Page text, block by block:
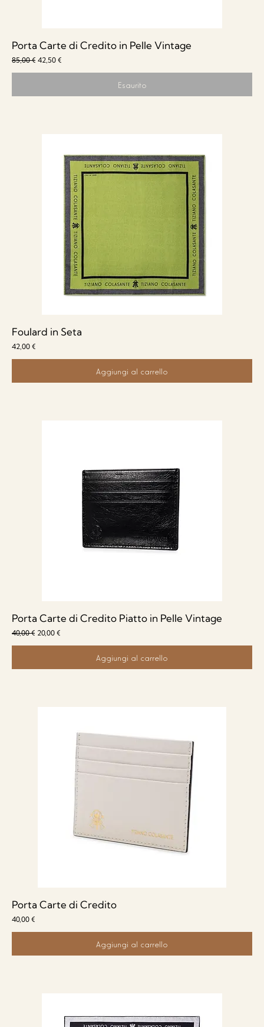
Porta Carte di Credito in Pelle Vintage
Prezzo regolare
85,00 € Prezzo scontato
42,50 €
Esaurito
Foulard in Seta
Prezzo
42,00 €
Aggiungi al carrello
Porta Carte di Credito Piatto in Pelle Vintage
Prezzo regolare
40,00 € Prezzo scontato
20,00 €
Aggiungi al carrello
Porta Carte di Credito
Prezzo
40,00 €
Aggiungi al carrello